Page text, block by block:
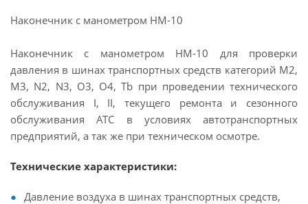
Наконечник с манометром НМ-10
Наконечник с манометром НМ-10 для проверки
давления в шинах транспортных средств категорий M2,
M3, N2, N3, O3, O4, Tb при проведении технического
обслуживания I, II, текущего ремонта и сезонного
обслуживания АТС в условиях автотранспортных
предприятий, а так же при техническом осмотре.
Технические характеристики:
Давление воздуха в шинах транспортных средств,